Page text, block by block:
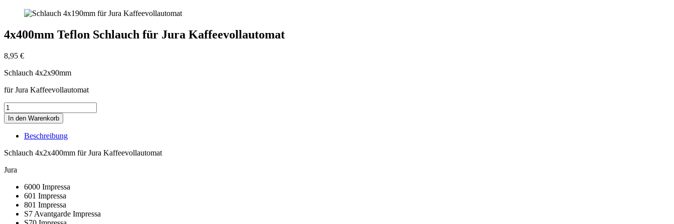
4x400mm Teflon Schlauch für Jura Kaffeevollautomat
8,95 €
Schlauch 4x2x90mm
für Jura Kaffeevollautomat
4x400mm
Teflon
Schlauch
Kaffeevollautomat
In den Warenkorb
Beschreibung
Schlauch 4x2x400mm für Jura Kaffeevollautomat
Jura
6000 Impressa
601 Impressa
801 Impressa
S7 Avantgarde Impressa